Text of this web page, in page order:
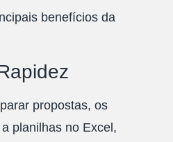
benefícios da
propostas, os
planilhas no Excel,